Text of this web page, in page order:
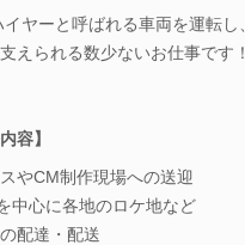
イヤーと呼ばれる車両を運転
えられる数少ないお仕事です！
容】
やCM制作現場への送迎
中心に各地のロケ地など
配達・配送